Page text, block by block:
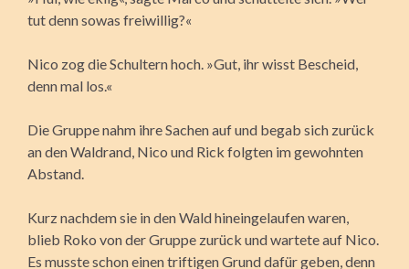
tut denn sowas freiwillig?«
Nico zog die Schultern hoch. »Gut, ihr wisst Bescheid,
denn mal los.«
Die Gruppe nahm ihre Sachen auf und begab sich zurück
an den Waldrand, Nico und Rick folgten im gewohnten
Abstand.
Kurz nachdem sie in den Wald hineingelaufen waren,
blieb Roko von der Gruppe zurück und wartete auf Nico.
Es musste schon einen triftigen Grund dafür geben, denn